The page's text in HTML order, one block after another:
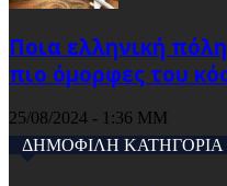
Ποια ελληνική
πιο όμορφες του
25/08/2024 - 1:36 ΜΜ
ΔΗΜΟΦΙΛΗ ΚΑΤΗΓΟΡΙΑ